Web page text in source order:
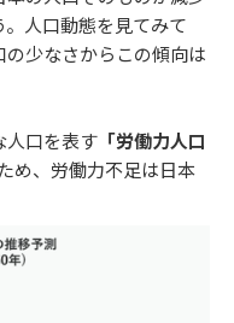
人口動態を見てみて
少なさからこの傾向は
人口を表す 「労働力人口
め、労働力不足は日本